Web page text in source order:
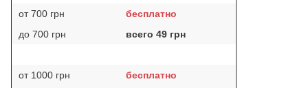
от 700 грн
бесплатно
до 700 грн
всего 49 грн
от 1000 грн
бесплатно